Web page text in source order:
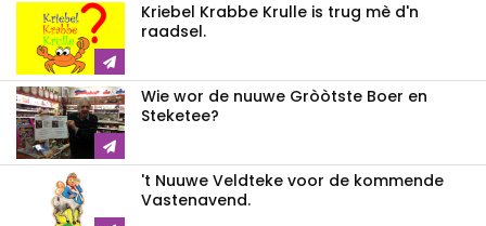
Kriebel Krabbe Krulle is trug mè d'n
raadsel.
Wie wor de nuuwe Gròòtste Boer en
Steketee?
't Nuuwe Veldteke voor de kommende
Vastenavend.